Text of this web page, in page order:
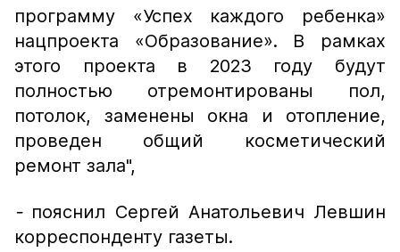
программу «Успех каждого ребенка»
нацпроекта «Образование». В рамках
этого проекта в 2023 году будут
полностью отремонтированы пол,
потолок, заменены окна и отопление,
проведен общий косметический
ремонт зала",
- пояснил Сергей Анатольевич Левшин
корреспонденту газеты.